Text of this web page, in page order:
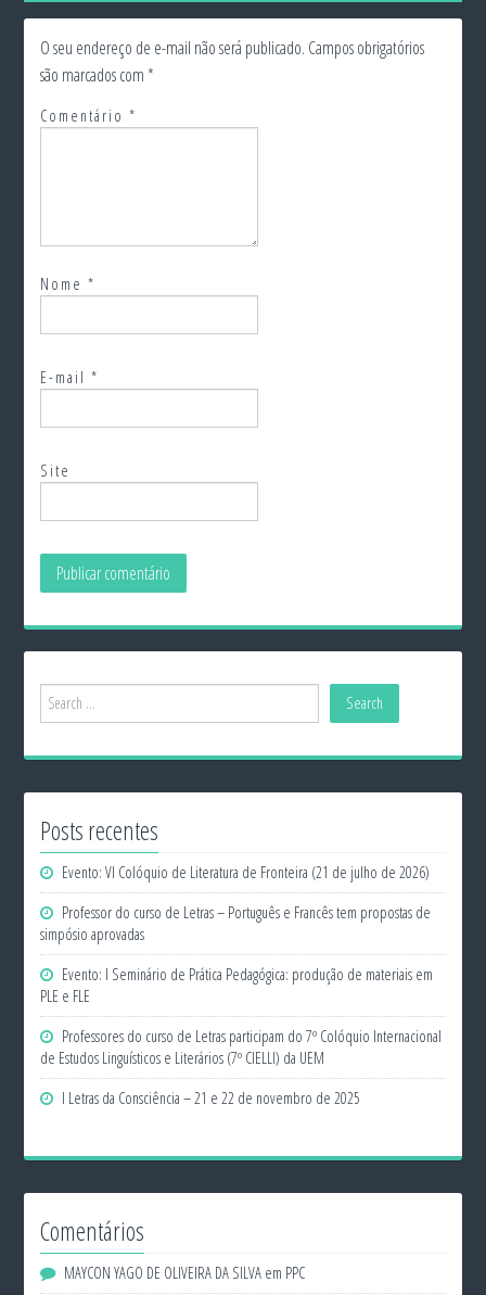
O seu endereço de e-mail não será publicado. Campos obrigatórios
são marcados com *
Comentário*
Nome*
E-mail*
Site
Posts recentes
Evento: VI Colóquio de Literatura de Fronteira (21 de julho de 2026)
Professor do curso de Letras – Português e Francês tem propostas de
simpósio aprovadas
Evento: I Seminário de Prática Pedagógica: produção de materiais em
PLE e FLE
Professores do curso de Letras participam do 7º Colóquio Internacional
de Estudos Linguísticos e Literários (7º CIELLI) da UEM
I Letras da Consciência – 21 e 22 de novembro de 2025
Comentários
MAYCON YAGO DE OLIVEIRA DA SILVA em PPC